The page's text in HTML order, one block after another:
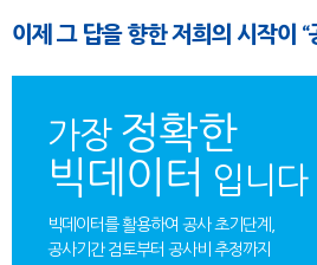
이제 그 답을 향한 저희의 시작이
가장 정확한
빅데이터 입니다
빅데이터를 활용하여 공사 초기단계,
공사기간 검토부터 공사비 추정까지